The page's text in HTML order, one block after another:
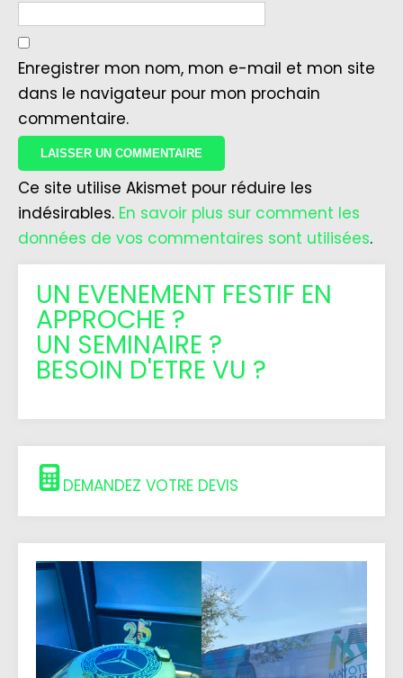
Enregistrer mon nom, mon e-mail et mon site
dans le navigateur pour mon prochain
commentaire.
Ce site utilise Akismet pour réduire les
indésirables. En savoir plus sur comment les
données de vos commentaires sont utilisées.
UN EVENEMENT FESTIF EN
APPROCHE ?
UN SEMINAIRE ?
BESOIN D'ETRE VU ?
DEMANDEZ VOTRE DEVIS